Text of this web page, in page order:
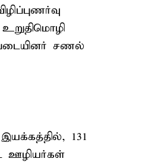
படையினர் சணல்
131
ஊழியர்கள்